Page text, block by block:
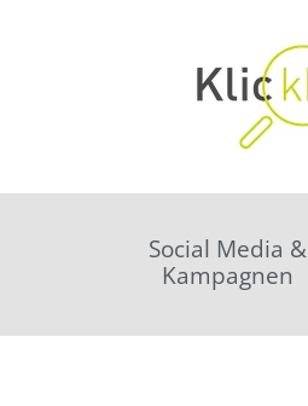
Social Media &
Kampagnen